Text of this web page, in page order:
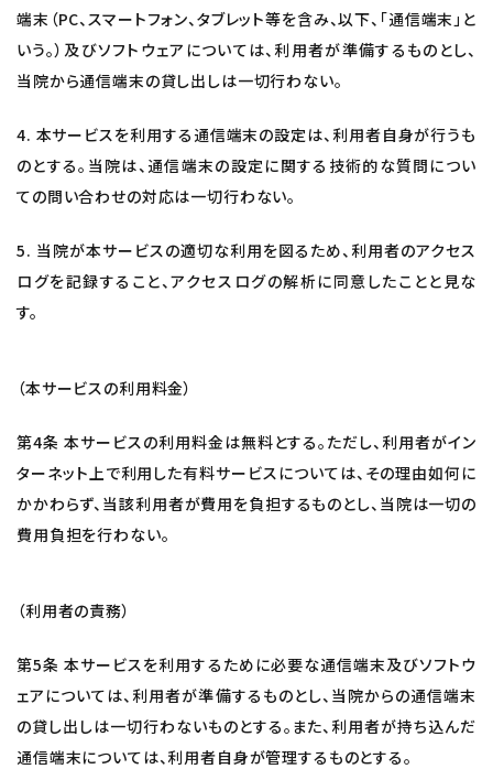
端末（PC、スマートフォン、タブレット等を含み、以下、「通信端末」と
いう。）及びソフトウェアについては、利用者が準備するものとし、
当院から通信端末の貸し出しは一切行わない。
4. 本サービスを利用する通信端末の設定は、利用者自身が行うも
のとする。当院は、通信端末の設定に関する技術的な質問につい
ての問い合わせの対応は一切行わない。
5. 当院が本サービスの適切な利用を図るため、利用者のアクセス
ログを記録すること、アクセスログの解析に同意したことと見な
す。
（本サービスの利用料金）
第4条 本サービスの利用料金は無料とする。ただし、利用者がイン
ターネット上で利用した有料サービスについては、その理由如何に
かかわらず、当該利用者が費用を負担するものとし、当院は一切の
費用負担を行わない。
（利用者の責務）
第5条 本サービスを利用するために必要な通信端末及びソフトウ
ェアについては、利用者が準備するものとし、当院からの通信端末
の貸し出しは一切行わないものとする。また、利用者が持ち込んだ
通信端末については、利用者自身が管理するものとする。